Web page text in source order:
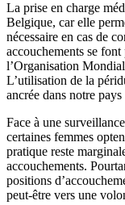
La prise en charge
Belgique, car elle
nécessaire en cas de
accouchements se
l’Organisation
L’utilisation de la
ancrée dans notre
Face à une
certaines femmes
pratique reste
accouchements.
positions
peut-être vers une